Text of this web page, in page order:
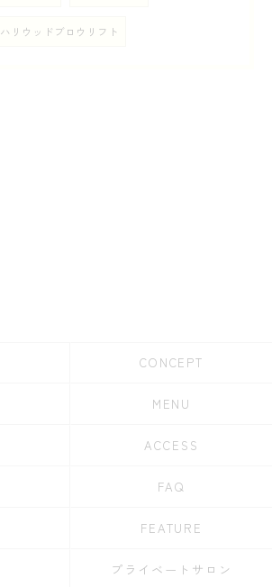
ハリウッドブロウリフト
CONCEPT
MENU
ACCESS
FAQ
FEATURE
プライベートサロン